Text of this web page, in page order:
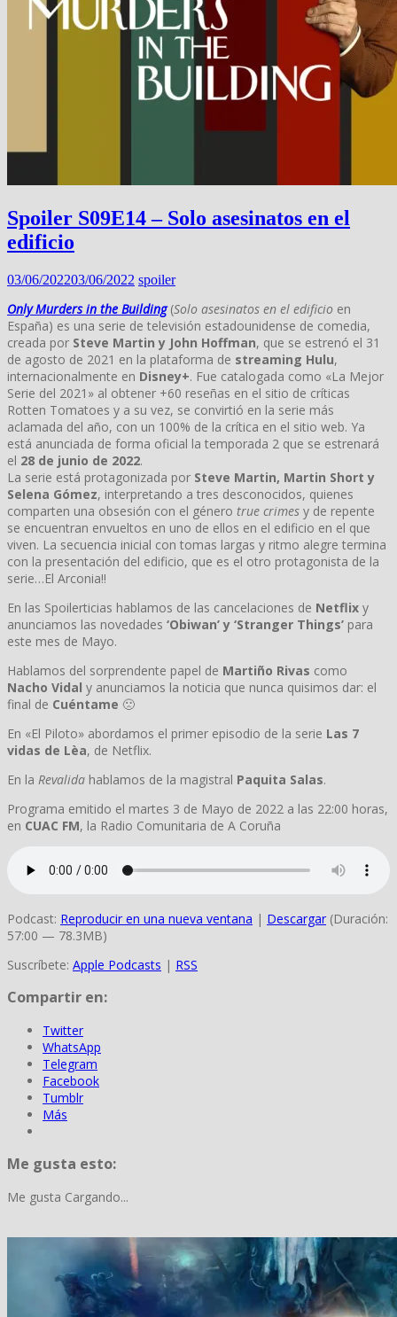
Spoiler S09E14 – Solo asesinatos en el
edificio
03/06/202203/06/2022 spoiler
Only Murders in the Building (Solo asesinatos en el edificio en
España) es una serie de televisión estadounidense de comedia,
creada por Steve Martin y John Hoffman, que se estrenó el 31
de agosto de 2021 en la plataforma de streaming Hulu,
internacionalmente en Disney+. Fue catalogada como «La Mejor
Serie del 2021» al obtener +60 reseñas en el sitio de críticas
Rotten Tomatoes y a su vez, se convirtió en la serie más
aclamada del año, con un 100% de la crítica en el sitio web. Ya
está anunciada de forma oficial la temporada 2 que se estrenará
el 28 de junio de 2022.
La serie está protagonizada por Steve Martin, Martin Short y
Selena Gómez, interpretando a tres desconocidos, quienes
comparten una obsesión con el género true crimes y de repente
se encuentran envueltos en uno de ellos en el edificio en el que
viven. La secuencia inicial con tomas largas y ritmo alegre termina
con la presentación del edificio, que es el otro protagonista de la
serie…El Arconia!!
En las Spoilerticias hablamos de las cancelaciones de Netflix y
anunciamos las novedades ‘Obiwan’ y ‘Stranger Things’ para
este mes de Mayo.
Hablamos del sorprendente papel de Martiño Rivas como
Nacho Vidal y anunciamos la noticia que nunca quisimos dar: el
final de Cuéntame 🙁
En «El Piloto» abordamos el primer episodio de la serie Las 7
vidas de Lèa, de Netflix.
En la Revalida hablamos de la magistral Paquita Salas.
Programa emitido el martes 3 de Mayo de 2022 a las 22:00 horas,
en CUAC FM, la Radio Comunitaria de A Coruña
Podcast: Reproducir en una nueva ventana | Descargar (Duración:
57:00 — 78.3MB)
Suscríbete: Apple Podcasts | RSS
Compartir en:
Twitter
WhatsApp
Telegram
Facebook
Tumblr
Más
Me gusta esto:
Me gusta Cargando...